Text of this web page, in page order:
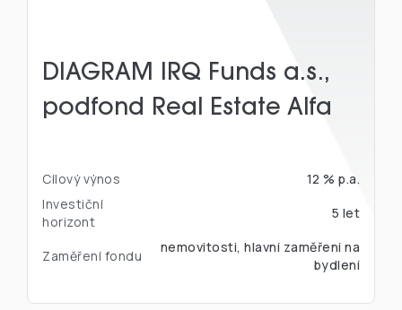
DIAGRAM IRQ Funds a.s.,
podfond Real Estate Alfa
Cílový výnos
12 % p.a.
Investiční
horizont
5 let
Zaměření fondu
nemovitosti, hlavní zaměření na
bydlení